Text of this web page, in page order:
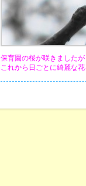
保育園の桜が咲きましたが
これから日ごとに綺麗な